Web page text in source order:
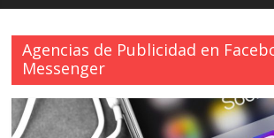
|
Revistas
Agencias de Publicidad en
Messenger